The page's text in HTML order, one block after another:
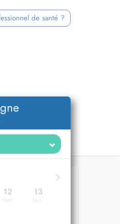
de santé ?
>
12 13